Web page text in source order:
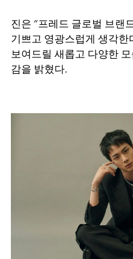
진은 “프레드 글로벌 브랜
기쁘고 영광스럽게 생각한
보여드릴 새롭고 다양한
감을 밝혔다.